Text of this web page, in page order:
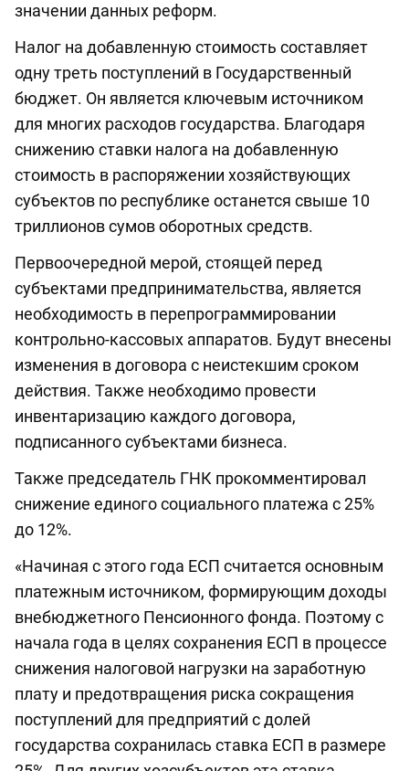
значении данных реформ.
Налог на добавленную стоимость составляет
одну треть поступлений в Государственный
бюджет. Он является ключевым источником
для многих расходов государства. Благодаря
снижению ставки налога на добавленную
стоимость в распоряжении хозяйствующих
субъектов по республике останется свыше 10
триллионов сумов оборотных средств.
Первоочередной мерой, стоящей перед
субъектами предпринимательства, является
необходимость в перепрограммировании
контрольно-кассовых аппаратов. Будут внесены
изменения в договора с неистекшим сроком
действия. Также необходимо провести
инвентаризацию каждого договора,
подписанного субъектами бизнеса.
Также председатель ГНК прокомментировал
снижение единого социального платежа с 25%
до 12%.
«Начиная с этого года ЕСП считается основным
платежным источником, формирующим доходы
внебюджетного Пенсионного фонда. Поэтому с
начала года в целях сохранения ЕСП в процессе
снижения налоговой нагрузки на заработную
плату и предотвращения риска сокращения
поступлений для предприятий с долей
государства сохранилась ставка ЕСП в размере